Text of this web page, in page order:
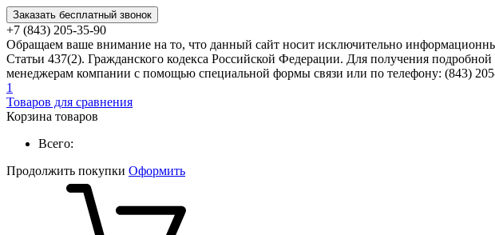
Заказать бесплатный звонок
+7 (843) 205-35-90
Обращаем ваше внимание на то, что данный сайт носит исключительно
Статьи 437(2). Гражданского кодекса Российской Федерации. Для получения
менеджерам компании с помощью специальной формы связи или по телефону: (843)
1
Товаров для сравнения
Корзина товаров
Всего:
Продолжить покупки Оформить